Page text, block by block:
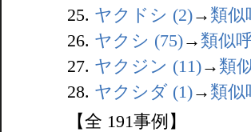
25. ヤクドシ (2)→ 類似
26. ヤクシ (75)→ 類似
27. ヤクジン (11)→ 類
28. ヤクシダ (1)→ 類似
【全 191事例】